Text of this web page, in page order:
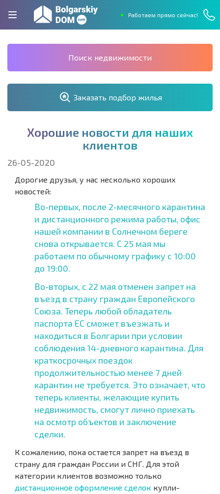
Работаем прямо сейчас!
Поиск недвижимости
Заказать подбор жилья
Хорошие новости для наших
клиентов
26-05-2020
Дорогие друзья, у нас несколько хороших
новостей:
Во-первых, после 2-месячного карантина
и дистанционного режима работы, офис
нашей компании в Солнечном береге
снова открывается. С 25 мая мы
работаем по обычному графику с 10:00
до 19:00.
Во-вторых, с 22 мая отменен запрет на
въезд в страну граждан Европейского
Союза. Теперь любой обладатель
паспорта ЕС сможет въезжать и
находиться в Болгарии при условии
соблюдения 14-дневного карантина. Для
краткосрочных поездок
продолжительностью менее 7 дней
карантин не требуется. Это означает, что
теперь клиенты, желающие купить
недвижимость, смогут лично приехать
на осмотр объектов и заключение
сделки.
К сожалению, пока остается запрет на въезд в
страну для граждан России и СНГ. Для этой
категории клиентов возможно только
дистанционное оформление сделок купли-